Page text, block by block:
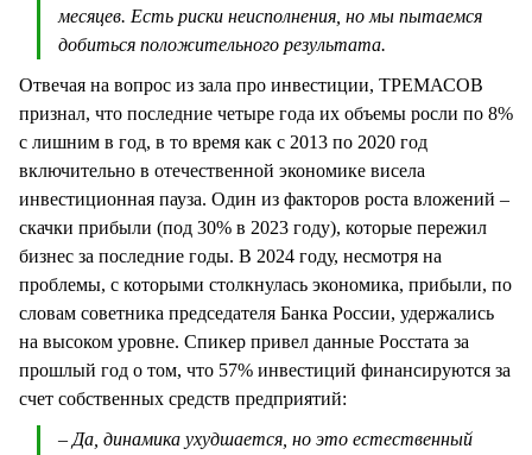
месяцев. Есть риски неисполнения, но мы пытаемся
добиться положительного результата.
Отвечая на вопрос из зала про инвестиции, ТРЕМАСОВ
признал, что последние четыре года их объемы росли по 8%
с лишним в год, в то время как с 2013 по 2020 год
включительно в отечественной экономике висела
инвестиционная пауза. Один из факторов роста вложений –
скачки прибыли (под 30% в 2023 году), которые пережил
бизнес за последние годы. В 2024 году, несмотря на
проблемы, с которыми столкнулась экономика, прибыли, по
словам советника председателя Банка России, удержались
на высоком уровне. Спикер привел данные Росстата за
прошлый год о том, что 57% инвестиций финансируются за
счет собственных средств предприятий:
– Да, динамика ухудшается, но это естественный